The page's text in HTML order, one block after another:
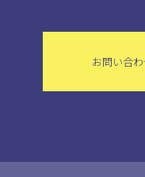
お問い合